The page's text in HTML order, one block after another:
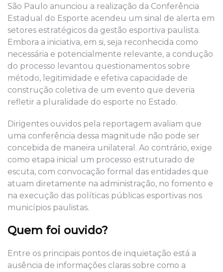
São Paulo anunciou a realização da Conferência
Estadual do Esporte acendeu um sinal de alerta em
setores estratégicos da gestão esportiva paulista.
Embora a iniciativa, em si, seja reconhecida como
necessária e potencialmente relevante, a condução
do processo levantou questionamentos sobre
método, legitimidade e efetiva capacidade de
construção coletiva de um evento que deveria
refletir a pluralidade do esporte no Estado.
Dirigentes ouvidos pela reportagem avaliam que
uma conferência dessa magnitude não pode ser
concebida de maneira unilateral. Ao contrário, exige
como etapa inicial um processo estruturado de
escuta, com convocação formal das entidades que
atuam diretamente na administração, no fomento e
na execução das políticas públicas esportivas nos
municípios paulistas.
Quem foi ouvido?
Entre os principais pontos de inquietação está a
ausência de informações claras sobre como a